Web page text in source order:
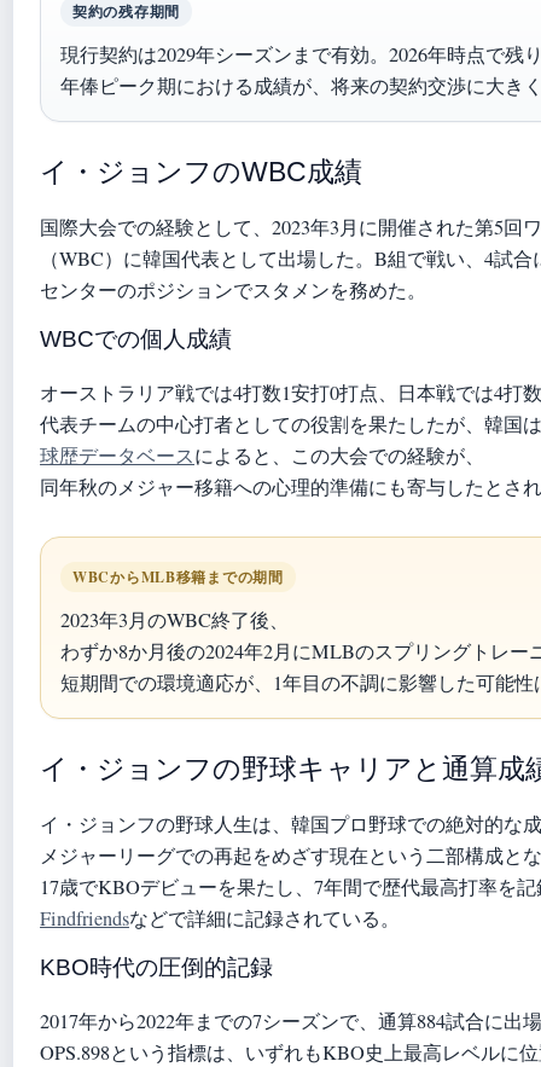
契約の残存期間
現行契約は2029年シーズンまで有効。2026年時点で残
年俸ピーク期における成績が、将来の契約交渉に大き
イ・ジョンフのWBC成績
国際大会での経験として、2023年3月に開催された第5回
（WBC）に韓国代表として出場した。B組で戦い、4試
センターのポジションでスタメンを務めた。
WBCでの個人成績
オーストラリア戦では4打数1安打0打点、日本戦では4打
代表チームの中心打者としての役割を果たしたが、韓国
球歴データベースによると、この大会での経験が、
同年秋のメジャー移籍への心理的準備にも寄与したとさ
WBCからMLB移籍までの期間
2023年3月のWBC終了後、
わずか8か月後の2024年2月にMLBのスプリングトレー
短期間での環境適応が、1年目の不調に影響した可能
イ・ジョンフの野球キャリアと通算成
イ・ジョンフの野球人生は、韓国プロ野球での絶対的な
メジャーリーグでの再起をめざす現在という二部構成と
17歳でKBOデビューを果たし、7年間で歴代最高打率を
Findfriendsなどで詳細に記録されている。
KBO時代の圧倒的記録
2017年から2022年までの7シーズンで、通算884試合に出
OPS.898という指標は、いずれもKBO史上最高レベルに